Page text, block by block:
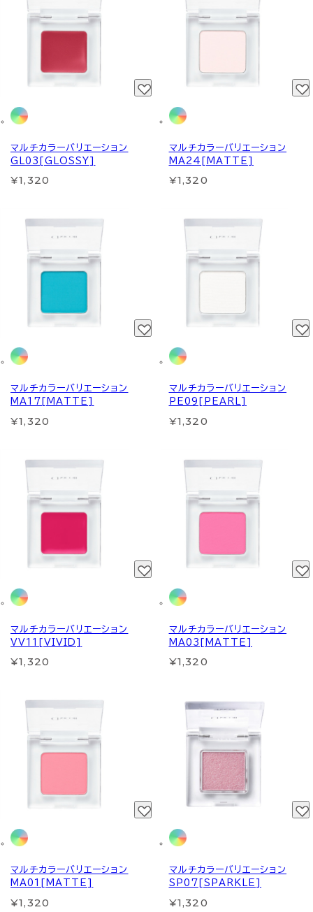
マルチカラーバリエーション
GL03[GLOSSY]
¥1,320
マルチカラーバリエーション
MA24[MATTE]
¥1,320
マルチカラーバリエーション
MA17[MATTE]
¥1,320
マルチカラーバリエーション
PE09[PEARL]
¥1,320
マルチカラーバリエーション
VV11[VIVID]
¥1,320
マルチカラーバリエーション
MA03[MATTE]
¥1,320
マルチカラーバリエーション
MA01[MATTE]
¥1,320
マルチカラーバリエーション
SP07[SPARKLE]
¥1,320